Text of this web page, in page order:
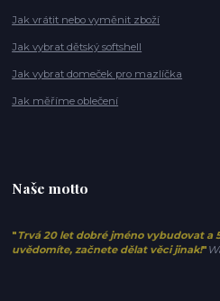
Jak vrátit nebo vyměnit zboží
Jak vybrat dětský softshell
Jak vybrat domeček pro mazlíčka
Jak měříme oblečení
Naše motto
" Trvá 20 let dobré jméno vybudovat a
uvědomíte, začnete dělat věci jinak!"